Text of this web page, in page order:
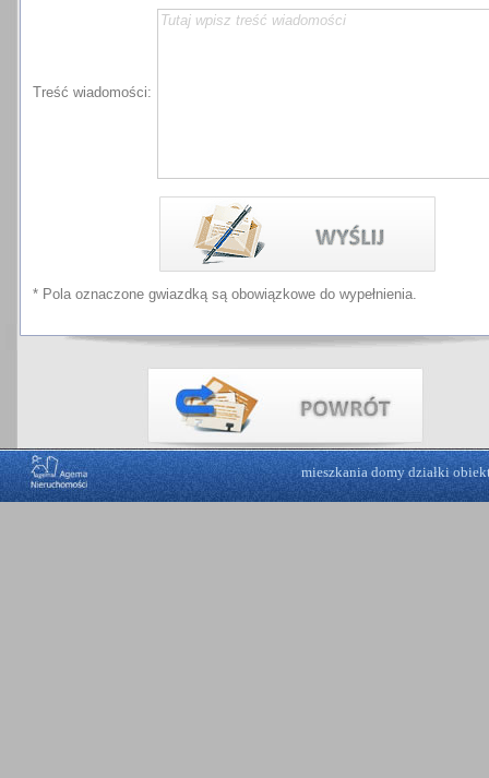
Treść wiadomości:
* Pola oznaczone gwiazdką są obowiązkowe do wypełnienia.
mieszkania domy działki